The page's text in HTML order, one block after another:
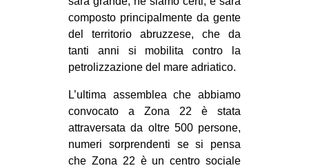
composto principalmente da gente
del territorio abruzzese, che da
tanti anni si mobilita contro la
petrolizzazione del mare adriatico.
L’ultima assemblea che abbiamo
convocato a Zona 22 è stata
attraversata da oltre 500 persone,
numeri sorprendenti se si pensa
che Zona 22 è un centro sociale